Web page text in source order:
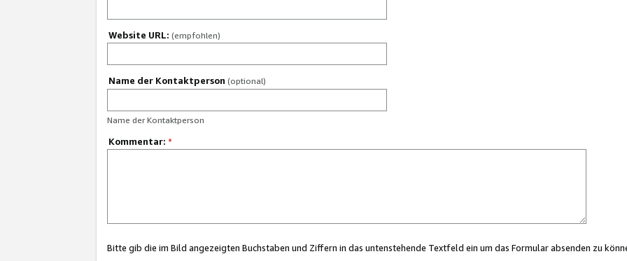
Website URL: (empfohlen)
Name der Kontaktperson (optional)
Name der Kontaktperson
Kommentar: *
Bitte gib die im Bild angezeigten Buchstaben und Ziffern in das untenstehende Textfeld ein um das Formular absenden zu